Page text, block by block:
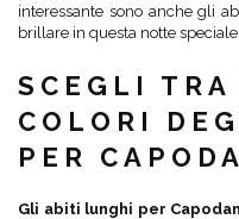
interessante sono anche gli
brillare in questa notte speciale!
SCEGLI
COLORI
PER
Gli abiti lunghi per